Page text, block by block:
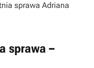
sprawa Adriana
sprawa –